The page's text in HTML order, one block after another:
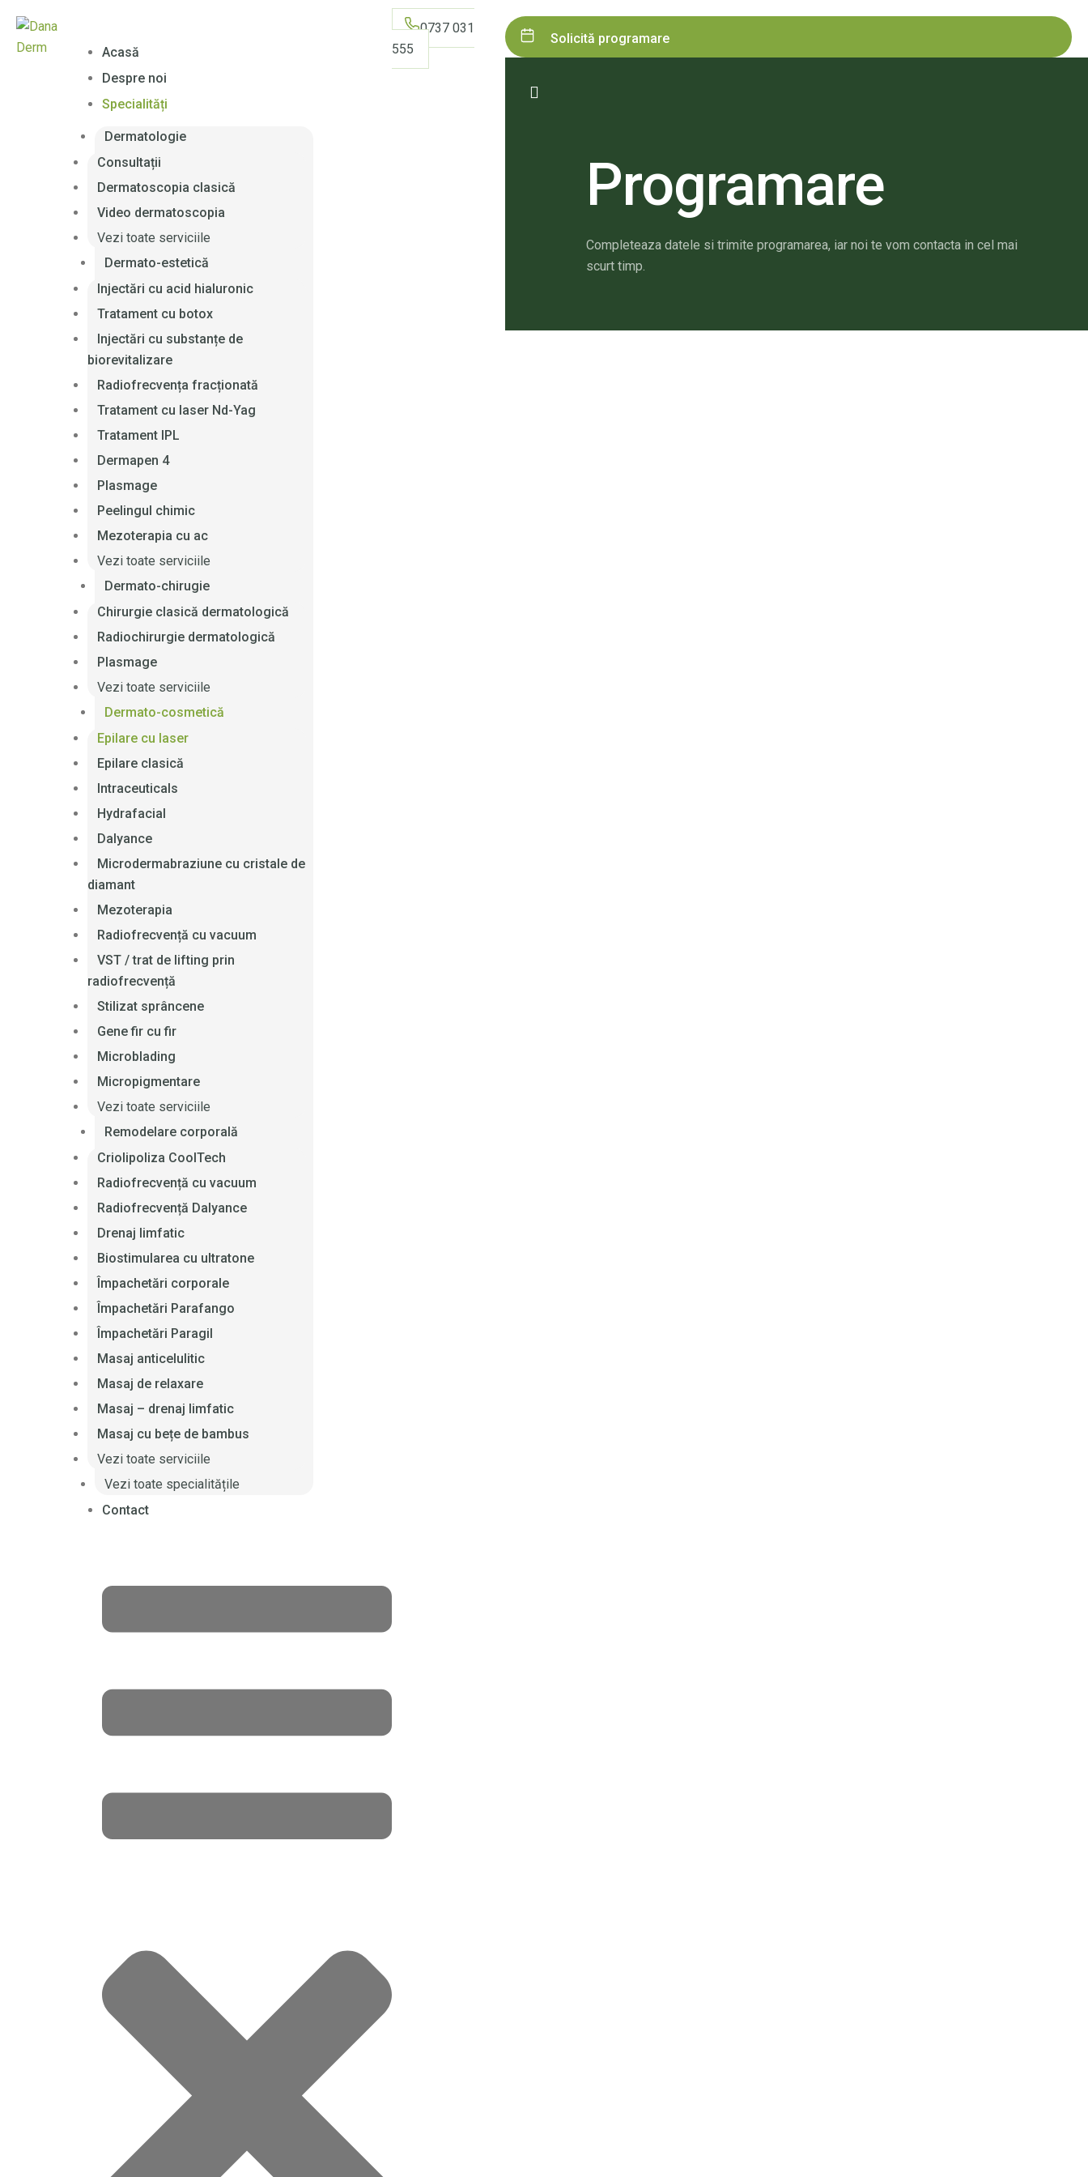
Acasă
Despre noi
Specialități
Dermatologie
Consultații
Dermatoscopia clasică
Video dermatoscopia
Vezi toate serviciile
Dermato-estetică
Injectări cu acid hialuronic
Tratament cu botox
Injectări cu substanțe de
biorevitalizare
Radiofrecvența fracționată
Tratament cu laser Nd-Yag
Tratament IPL
Dermapen 4
Plasmage
Peelingul chimic
Mezoterapia cu ac
Vezi toate serviciile
Dermato-chirugie
Chirurgie clasică dermatologică
Radiochirurgie dermatologică
Plasmage
Vezi toate serviciile
Dermato-cosmetică
Epilare cu laser
Epilare clasică
Intraceuticals
Hydrafacial
Dalyance
Microdermabraziune cu cristale de
diamant
Mezoterapia
Radiofrecvență cu vacuum
VST / trat de lifting prin
radiofrecvență
Stilizat sprâncene
Gene fir cu fir
Microblading
Micropigmentare
Vezi toate serviciile
Remodelare corporală
Criolipoliza CoolTech
Radiofrecvență cu vacuum
Radiofrecvență Dalyance
Drenaj limfatic
Biostimularea cu ultratone
Împachetări corporale
Împachetări Parafango
Împachetări Paragil
Masaj anticelulitic
Masaj de relaxare
Masaj – drenaj limfatic
Masaj cu bețe de bambus
Vezi toate serviciile
Vezi toate specialitățile
Contact
0737 031
555
Solicită programare
Programare
Completeaza datele si trimite programarea, iar noi te vom contacta in cel mai
scurt timp.